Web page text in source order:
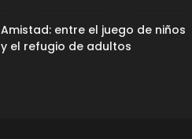
Amistad: entre el juego de niños
y el refugio de adultos